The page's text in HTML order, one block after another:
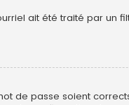
ait été traité par un
de passe soient